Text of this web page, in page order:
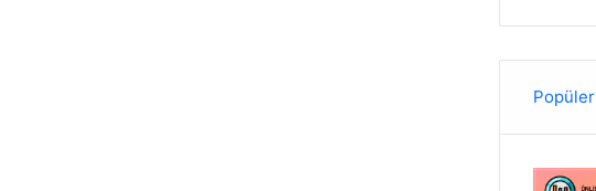
Popüler